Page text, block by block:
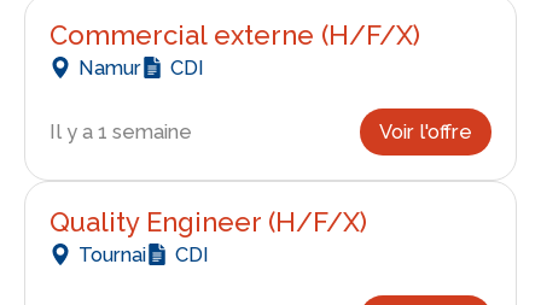
Commercial externe (H/F/X)
Namur CDI
Il y a 1 semaine Voir l'offre
Quality Engineer (H/F/X)
Tournai CDI